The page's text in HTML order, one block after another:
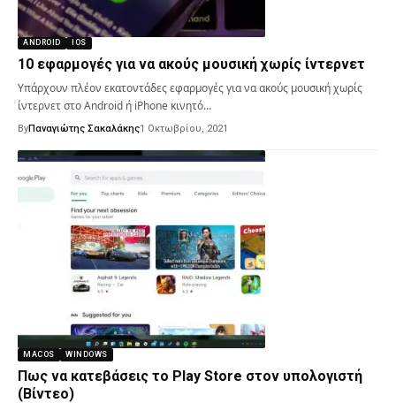
ANDROID IOS
10 εφαρμογές για να ακούς μουσική χωρίς ίντερνετ
Υπάρχουν πλέον εκατοντάδες εφαρμογές για να ακούς μουσική χωρίς
ίντερνετ στο Android ή iPhone κινητό…
ByΠαναγιώτης Σακαλάκης1 Οκτωβρίου, 2021
MACOS WINDOWS
Πως να κατεβάσεις το Play Store στον υπολογιστή
(Βίντεο)